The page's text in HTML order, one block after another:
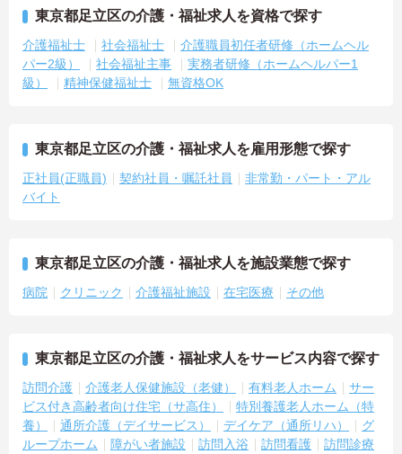
東京都足立区の介護・福祉求人を資格で探す
介護福祉士 社会福祉士
介護職員初任者研修（ホームヘル
パー2級）
社会福祉主事
実務者研修（ホームヘルパー1
級）
精神保健福祉士 無資格OK
東京都足立区の介護・福祉求人を雇用形態で探す
正社員(正職員) 契約社員・嘱託社員
非常勤・パート・アル
バイト
東京都足立区の介護・福祉求人を施設業態で探す
病院 クリニック 介護福祉施設 在宅医療 その他
東京都足立区の介護・福祉求人をサービス内容で探す
訪問介護 介護老人保健施設（老健） 有料老人ホーム
サー
ビス付き高齢者向け住宅（サ高住）
特別養護老人ホーム（特
養）
通所介護（デイサービス） デイケア（通所リハ）
グ
ループホーム
障がい者施設 訪問入浴 訪問看護
訪問診療